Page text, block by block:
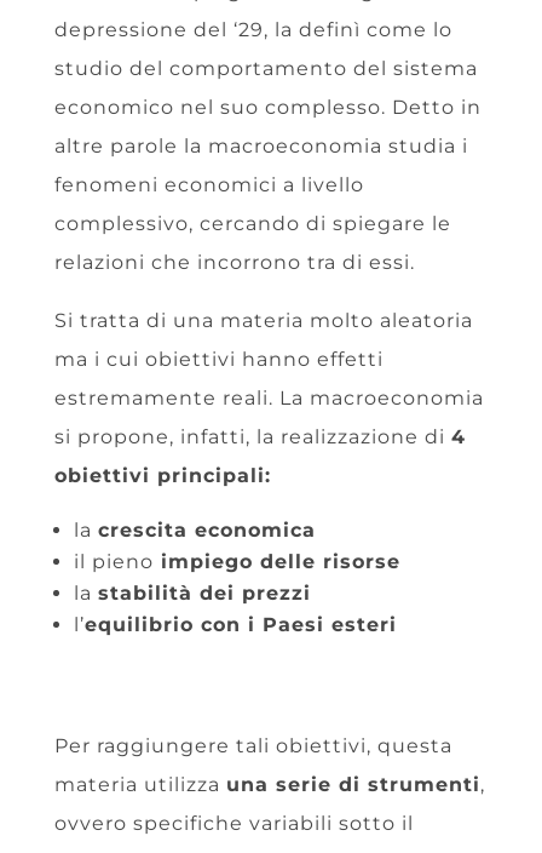
depressione del ‘29, la definì come lo
studio del comportamento del sistema
economico nel suo complesso. Detto in
altre parole la macroeconomia studia i
fenomeni economici a livello
complessivo, cercando di spiegare le
relazioni che incorrono tra di essi.
Si tratta di una materia molto aleatoria
ma i cui obiettivi hanno effetti
estremamente reali. La macroeconomia
si propone, infatti, la realizzazione di 4
obiettivi principali:
la crescita economica
il pieno impiego delle risorse
la stabilità dei prezzi
l’equilibrio con i Paesi esteri
Per raggiungere tali obiettivi, questa
materia utilizza una serie di strumenti,
ovvero specifiche variabili sotto il